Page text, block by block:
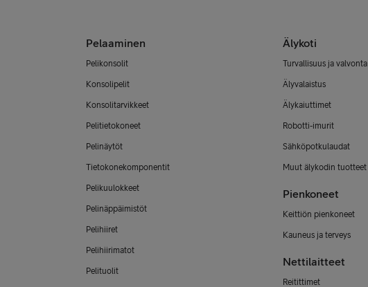
Pelaaminen
Pelikonsolit
Konsolipelit
Konsolitarvikkeet
Pelitietokoneet
Pelinäytöt
Tietokonekomponentit
Pelikuulokkeet
Pelinäppäimistöt
Pelihiiret
Pelihiirimatot
Pelituolit
Älykoti
Turvallisuus ja valvonta
Älyvalaistus
Älykaiuttimet
Robotti-imurit
Sähköpotkulaudat
Muut älykodin tuotteet
Pienkoneet
Keittiön pienkoneet
Kauneus ja terveys
Nettilaitteet
Reitittimet